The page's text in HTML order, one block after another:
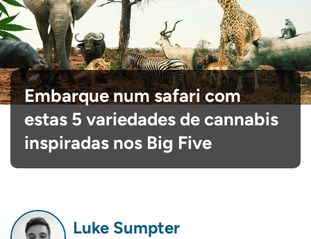
Embarque num safari com
estas 5 variedades de cannabis
inspiradas nos Big Five
Luke Sumpter